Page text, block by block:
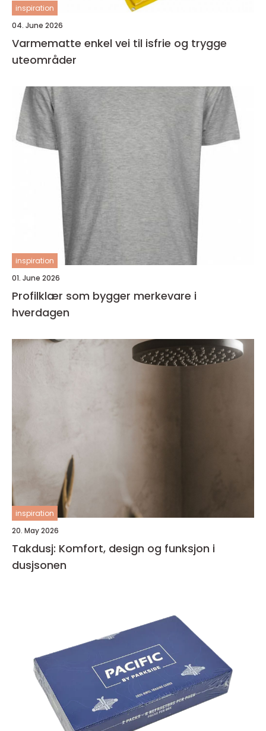
inspiration
04. June 2026
Varmematte enkel vei til isfrie og trygge
uteområder
inspiration
01. June 2026
Profilklær som bygger merkevare i
hverdagen
inspiration
20. May 2026
Takdusj: Komfort, design og funksjon i
dusjsonen